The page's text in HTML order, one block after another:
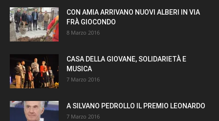
CON AMIA ARRIVANO NUOVI ALBERI IN VIA
FRÀ GIOCONDO
8 Marzo 2016
CASA DELLA GIOVANE, SOLIDARIETÀ E
MUSICA
7 Marzo 2016
A SILVANO PEDROLLO IL PREMIO LEONARDO
7 Marzo 2016